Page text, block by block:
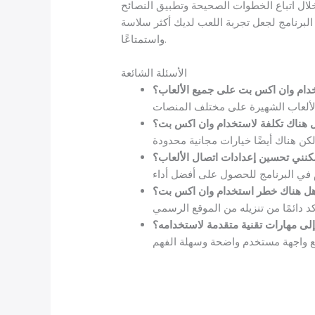
اتباع الخطوات الصحيحة وتطبيق النصائح
لجعل تجربة اللعب لديك أكثر سلاسة
واستمتاعًا.
الأسئلة الشائعة
وان اكس بت على جميع الألعاب؟
هناك تكلفة لاستخدام وان اكس بت؟
تحسين إعدادات اتصال الألعاب؟
هناك خطر استخدام وان اكس بت؟
مهارات تقنية متقدمة لاستخدامه؟